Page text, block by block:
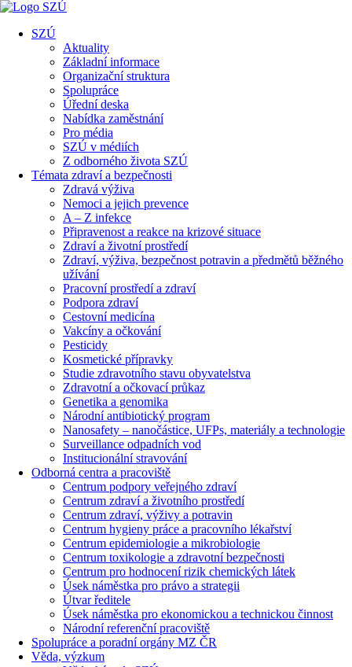
SZÚ
Aktuality
Základní informace
Organizační struktura
Spolupráce
Úřední deska
Nabídka zaměstnání
Pro média
SZÚ v médiích
Z odborného života SZÚ
Témata zdraví a bezpečnosti
Zdravá výživa
Nemoci a jejich prevence
A – Z infekce
Připravenost a reakce na krizové situace
Zdraví a životní prostředí
Zdraví, výživa, bezpečnost potravin a předmětů běžného
užívání
Pracovní prostředí a zdraví
Podpora zdraví
Cestovní medicína
Vakcíny a očkování
Pesticidy
Kosmetické přípravky
Studie zdravotního stavu obyvatelstva
Zdravotní a očkovací průkaz
Genetika a genomika
Národní antibiotický program
Nanosafety – nanočástice, UFPs, materiály a technologie
Surveillance odpadních vod
Institucionální stravování
Odborná centra a pracoviště
Centrum podpory veřejného zdraví
Centrum zdraví a životního prostředí
Centrum zdraví, výživy a potravin
Centrum hygieny práce a pracovního lékařství
Centrum epidemiologie a mikrobiologie
Centrum toxikologie a zdravotní bezpečnosti
Centrum pro hodnocení rizik chemických látek
Úsek náměstka pro právo a strategii
Útvar ředitele
Úsek náměstka pro ekonomickou a technickou činnost
Národní referenční pracoviště
Spolupráce a poradní orgány MZ ČR
Věda, výzkum